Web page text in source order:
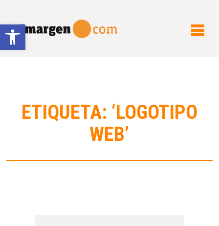
Abrir barra de herramientas
ETIQUETA: ‘LOGOTIPO
WEB’